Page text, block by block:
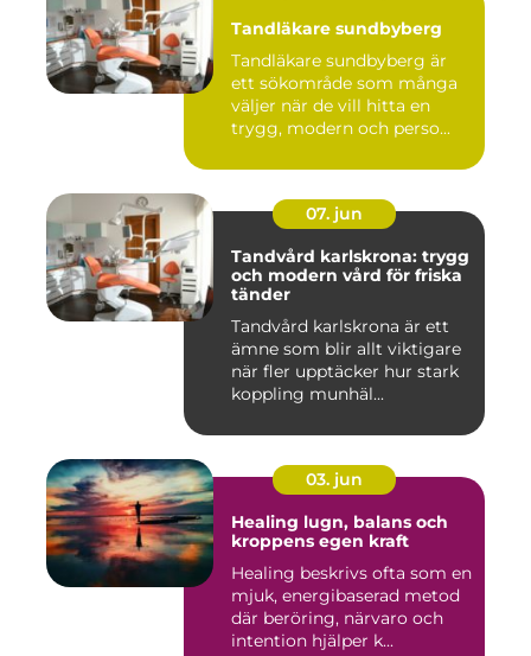
Tandläkare sundbyberg
Tandläkare sundbyberg är
ett sökområde som många
väljer när de vill hitta en
trygg, modern och perso...
07. jun
Tandvård karlskrona: trygg
och modern vård för friska
tänder
Tandvård karlskrona är ett
ämne som blir allt viktigare
när fler upptäcker hur stark
koppling munhäl...
03. jun
Healing lugn, balans och
kroppens egen kraft
Healing beskrivs ofta som en
mjuk, energibaserad metod
där beröring, närvaro och
intention hjälper k...